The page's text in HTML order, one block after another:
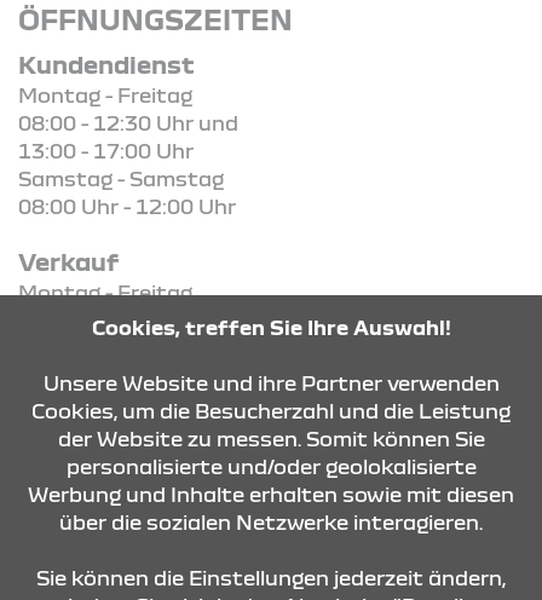
ÖFFNUNGSZEITEN
Kundendienst
Montag - Freitag
08:00 - 12:30 Uhr und
13:00 - 17:00 Uhr
Samstag - Samstag
08:00 Uhr - 12:00 Uhr
Verkauf
Montag - Freitag
08:30 Uhr - 18:00 Uhr
08:30 Uhr - 13:00 Uhr
KONTAKT & ANFAHRT
Cookies, treffen Sie Ihre Auswahl!
Unsere Website und ihre Partner verwenden
Cookies, um die Besucherzahl und die Leistung
der Website zu messen. Somit können Sie
personalisierte und/oder geolokalisierte
Werbung und Inhalte erhalten sowie mit diesen
über die sozialen Netzwerke interagieren.
Sie können die Einstellungen jederzeit ändern,